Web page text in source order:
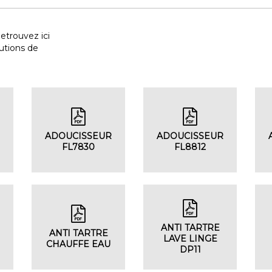
ici
de
ADOUCISSEUR
FL7830
ADOUCISSEUR
FL8812
ANTI TARTRE
CHAUFFE EAU
ANTI TARTRE
LAVE LINGE
DP11